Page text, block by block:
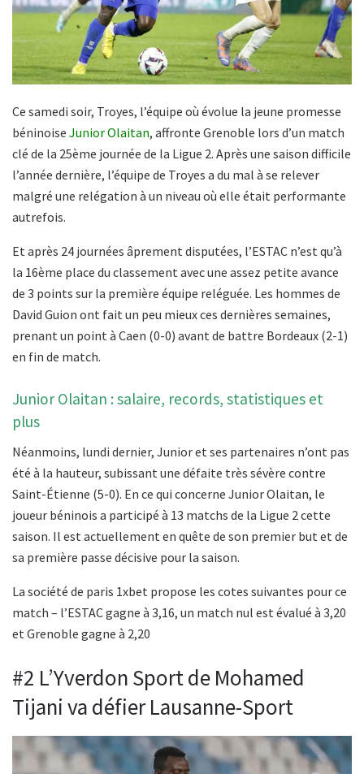
Ce samedi soir, Troyes, l’équipe où évolue la jeune promesse
béninoise Junior Olaitan, affronte Grenoble lors d’un match
clé de la 25ème journée de la Ligue 2. Après une saison difficile
l’année dernière, l’équipe de Troyes a du mal à se relever
malgré une relégation à un niveau où elle était performante
autrefois.
Et après 24 journées âprement disputées, l’ESTAC n’est qu’à
la 16ème place du classement avec une assez petite avance
de 3 points sur la première équipe reléguée. Les hommes de
David Guion ont fait un peu mieux ces dernières semaines,
prenant un point à Caen (0-0) avant de battre Bordeaux (2-1)
en fin de match.
Junior Olaitan : salaire, records, statistiques et
plus
Néanmoins, lundi dernier, Junior et ses partenaires n’ont pas
été à la hauteur, subissant une défaite très sévère contre
Saint-Étienne (5-0). En ce qui concerne Junior Olaitan, le
joueur béninois a participé à 13 matchs de la Ligue 2 cette
saison. Il est actuellement en quête de son premier but et de
sa première passe décisive pour la saison.
La société de paris 1xbet propose les cotes suivantes pour ce
match – l’ESTAC gagne à 3,16, un match nul est évalué à 3,20
et Grenoble gagne à 2,20
#2 L’Yverdon Sport de Mohamed
Tijani va défier Lausanne-Sport